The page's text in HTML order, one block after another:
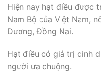
Hiện nay hạt điều được
Nam Bộ của Việt Nam,
Dương, Đồng Nai.
Hạt điều có giá trị dinh
người ưa chuộng.